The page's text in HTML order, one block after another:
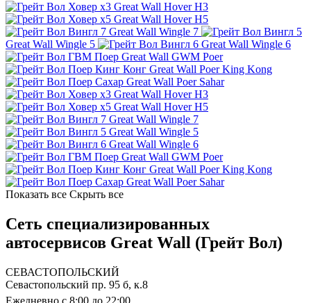
Great Wall Hover H3
Great Wall Hover H5
Great Wall Wingle 7
Great Wall Wingle 5
Great Wall Wingle 6
Great Wall GWM Poer
Great Wall Poer King Kong
Great Wall Poer Sahar
Great Wall Hover H3
Great Wall Hover H5
Great Wall Wingle 7
Great Wall Wingle 5
Great Wall Wingle 6
Great Wall GWM Poer
Great Wall Poer King Kong
Great Wall Poer Sahar
Показать все Скрыть все
Сеть специализированных
автосервисов Great Wall (Грейт Вол)
СЕВАСТОПОЛЬСКИЙ
Севастопольский пр. 95 б, к.8
Ежедневно с 8:00 до 22:00